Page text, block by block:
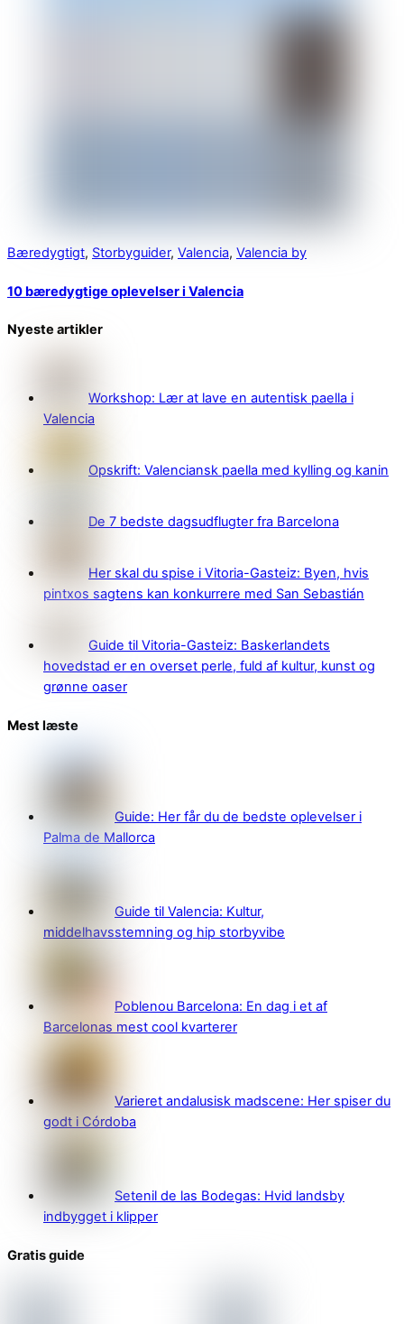
Bæredygtigt, Storbyguider, Valencia, Valencia by
10 bæredygtige oplevelser i Valencia
Nyeste artikler
Workshop: Lær at lave en autentisk paella i
Valencia
Opskrift: Valenciansk paella med kylling og kanin
De 7 bedste dagsudflugter fra Barcelona
Her skal du spise i Vitoria-Gasteiz: Byen, hvis
pintxos sagtens kan konkurrere med San Sebastián
Guide til Vitoria-Gasteiz: Baskerlandets
hovedstad er en overset perle, fuld af kultur, kunst og
grønne oaser
Mest læste
Guide: Her får du de bedste oplevelser i
Palma de Mallorca
Guide til Valencia: Kultur,
middelhavsstemning og hip storbyvibe
Poblenou Barcelona: En dag i et af
Barcelonas mest cool kvarterer
Varieret andalusisk madscene: Her spiser du
godt i Córdoba
Setenil de las Bodegas: Hvid landsby
indbygget i klipper
Gratis guide